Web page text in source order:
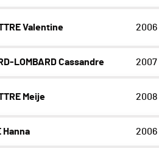
Valentine 2006
LOMBARD Cassandre 2007
Meije 2008
Hanna 2006